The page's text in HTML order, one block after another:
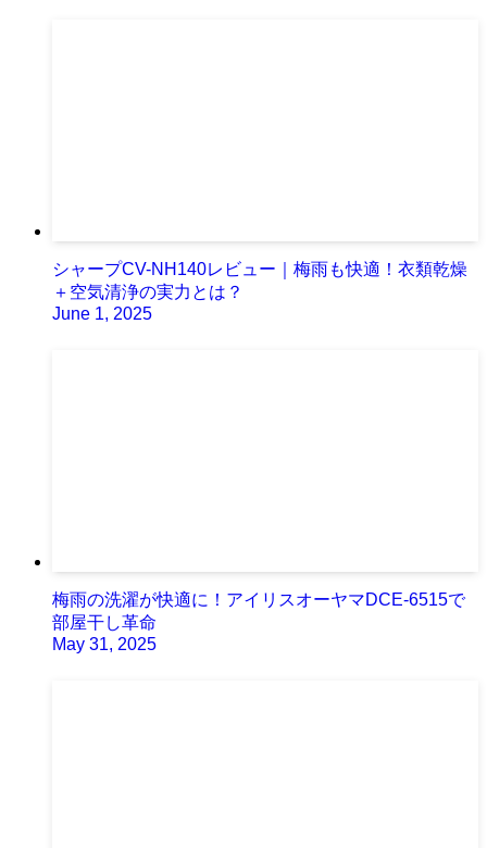
シャープCV-NH140レビュー｜梅雨も快適！衣類乾燥
＋空気清浄の実力とは？
June 1, 2025
梅雨の洗濯が快適に！アイリスオーヤマDCE-6515で
部屋干し革命
May 31, 2025